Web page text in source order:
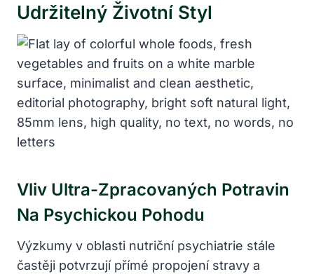
Udržitelný Životní Styl
Vliv Ultra-Zpracovaných Potravin
Na Psychickou Pohodu
Výzkumy v oblasti nutriční psychiatrie stále
častěji potvrzují přímé propojení stravy a